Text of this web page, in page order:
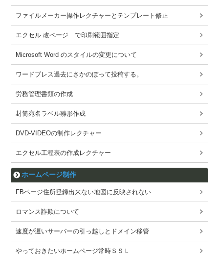
ファイルメーカー操作レクチャーとテンプレート修正
エクセル 改ページ で印刷範囲指定
Microsoft Word のスタイルの変更について
ワードブレス過去にさかのぼって投稿する。
労務管理書類の作成
封筒宛名ラベル雛形作成
DVD-VIDEOの制作レクチャー
エクセル工程表の作成レクチャー
ホームページ制作
FBページ住所登録出来ない地図に反映されない
ロマンス詐欺について
速度が遅いサーバーの引っ越しとドメイン移管
やっておきたいホームページ常時ＳＳＬ